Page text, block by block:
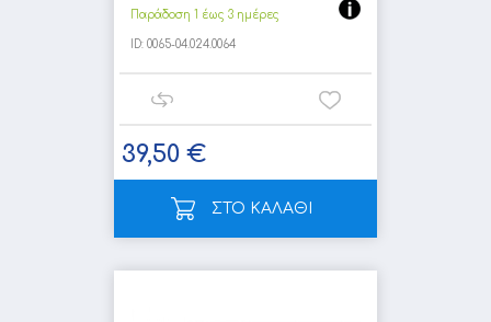
Παράδοση 1 έως 3 ημέρες
ID: 0065-04.024.0064
39,50 €
ΣΤΟ ΚΑΛΑΘΙ